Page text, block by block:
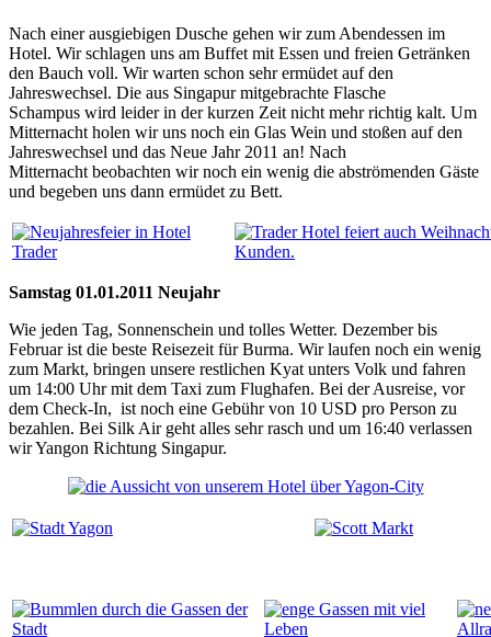
Nach einer ausgiebigen Dusche gehen wir zum Abendessen im
Hotel. Wir schlagen uns am Buffet mit Essen und freien Getränken
den Bauch voll. Wir warten schon sehr ermüdet auf den
Jahreswechsel. Die aus Singapur mitgebrachte Flasche
Schampus wird leider in der kurzen Zeit nicht mehr richtig kalt. Um
Mitternacht holen wir uns noch ein Glas Wein und stoßen auf den
Jahreswechsel und das Neue Jahr 2011 an! Nach
Mitternacht beobachten wir noch ein wenig die abströmenden Gäste
und begeben uns dann ermüdet zu Bett.
Samstag 01.01.2011 Neujahr
Wie jeden Tag, Sonnenschein und tolles Wetter. Dezember bis
Februar ist die beste Reisezeit für Burma. Wir laufen noch ein wenig
zum Markt, bringen unsere restlichen Kyat unters Volk und fahren
um 14:00 Uhr mit dem Taxi zum Flughafen. Bei der Ausreise, vor
dem Check-In, ist noch eine Gebühr von 10 USD pro Person zu
bezahlen. Bei Silk Air geht alles sehr rasch und um 16:40 verlassen
wir Yangon Richtung Singapur.